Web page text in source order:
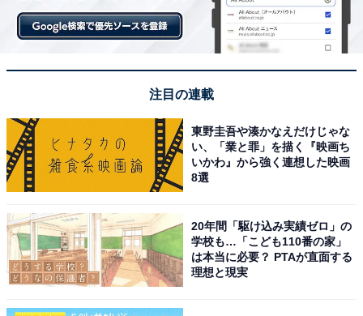
注目の連載
東野圭吾や湊かなえだけじゃな
い、「業と罪」を描く『映画ち
いかわ』から強く連想した映画
8選
20年間「駆け込み実績ゼロ」の
学校も…「こども110番の家」
は本当に必要？ PTAが直面する
理想と現実